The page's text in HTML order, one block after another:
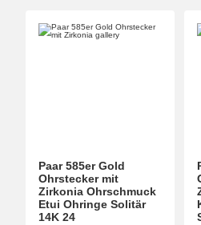
Paar 585er Gold
Ohrstecker mit
Zirkonia Ohrschmuck
Etui Ohringe Solitär
14K 24